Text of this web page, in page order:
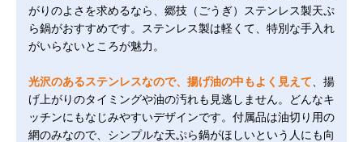
がりのよさを求めるなら、郷技（ごうぎ）ステンレス製天ぷ
ら鍋がおすすめです。ステンレス製は軽くて、特別な手入れ
がいらないところが魅力。
光沢のあるステンレスなので、揚げ油の中もよく見えて 、揚
げ上がりのタイミングや油の汚れも見逃しません。どんなキ
ッチンにもなじみやすいデザインです。付属品は油切り用の
網のみなので、シンプルな天ぷら鍋がほしいという人にも向